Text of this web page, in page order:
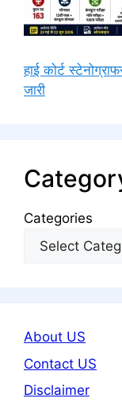
हाई कोर्ट
जारी
Categories
About US
Contact US
Disclaimer